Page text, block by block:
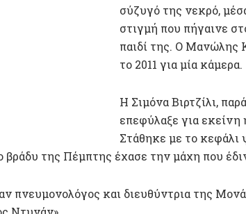
σύζυγό της νεκρό,
στιγμή που πήγαινε
παιδί της. Ο Μανώλης
το 2011 για μία κάμερα.
Η Σιμόνα Βιρτζίλι,
επεφύλαξε για εκείνη
Στάθηκε με το κεφάλι
βράδυ της Πέμπτης έχασε την μάχη που
πνευμονολόγος και διευθύντρια της